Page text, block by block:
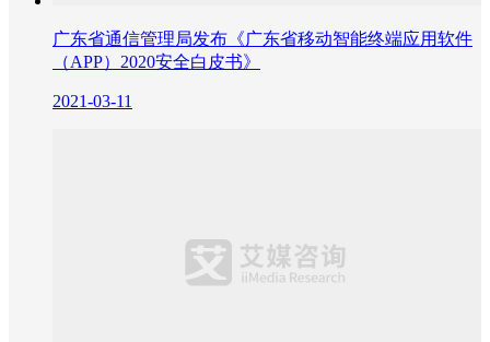
广东省通信管理局发布《广东省移动智能终端应用软件
（APP）2020安全白皮书》
2021-03-11